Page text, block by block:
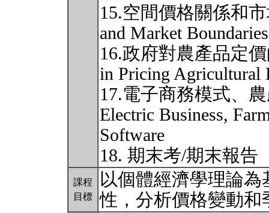
15.空間價格關係和市
and Market Boundaries
16.政府對農產品定
in Pricing Agricultural
17.電子商務模式、
Electric Business,
Software
18. 期末考/期末報告
課程
目標
以個體經濟學理論
性，分析價格變動